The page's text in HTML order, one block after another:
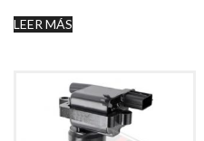
LEER MÁS